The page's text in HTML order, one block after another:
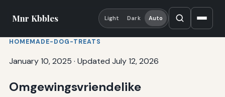
Mnr Kbbles Light Dark Auto
HOMEMADE-DOG-TREATS
January 10, 2025 · Updated July 12, 2026
Omgewingsvriendelike